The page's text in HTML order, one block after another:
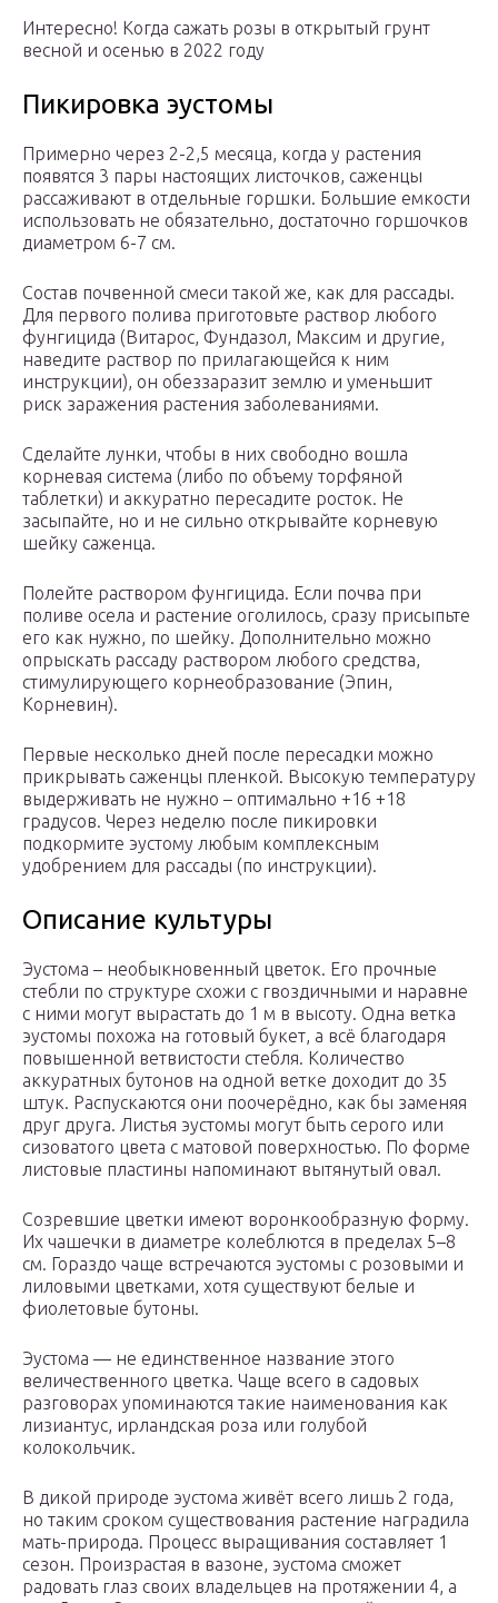
Интересно! Когда сажать розы в открытый грунт
весной и осенью в 2022 году
Пикировка эустомы
Примерно через 2-2,5 месяца, когда у растения
появятся 3 пары настоящих листочков, саженцы
рассаживают в отдельные горшки. Большие емкости
использовать не обязательно, достаточно горшочков
диаметром 6-7 см.
Состав почвенной смеси такой же, как для рассады.
Для первого полива приготовьте раствор любого
фунгицида (Витарос, Фундазол, Максим и другие,
наведите раствор по прилагающейся к ним
инструкции), он обеззаразит землю и уменьшит
риск заражения растения заболеваниями.
Сделайте лунки, чтобы в них свободно вошла
корневая система (либо по объему торфяной
таблетки) и аккуратно пересадите росток. Не
засыпайте, но и не сильно открывайте корневую
шейку саженца.
Полейте раствором фунгицида. Если почва при
поливе осела и растение оголилось, сразу присыпьте
его как нужно, по шейку. Дополнительно можно
опрыскать рассаду раствором любого средства,
стимулирующего корнеобразование (Эпин,
Корневин).
Первые несколько дней после пересадки можно
прикрывать саженцы пленкой. Высокую температуру
выдерживать не нужно – оптимально +16 +18
градусов. Через неделю после пикировки
подкормите эустому любым комплексным
удобрением для рассады (по инструкции).
Описание культуры
Эустома – необыкновенный цветок. Его прочные
стебли по структуре схожи с гвоздичными и наравне
с ними могут вырастать до 1 м в высоту. Одна ветка
эустомы похожа на готовый букет, а всё благодаря
повышенной ветвистости стебля. Количество
аккуратных бутонов на одной ветке доходит до 35
штук. Распускаются они поочерёдно, как бы заменяя
друг друга. Листья эустомы могут быть серого или
сизоватого цвета с матовой поверхностью. По форме
листовые пластины напоминают вытянутый овал.
Созревшие цветки имеют воронкообразную форму.
Их чашечки в диаметре колеблются в пределах 5–8
см. Гораздо чаще встречаются эустомы с розовыми и
лиловыми цветками, хотя существуют белые и
фиолетовые бутоны.
Эустома — не единственное название этого
величественного цветка. Чаще всего в садовых
разговорах упоминаются такие наименования как
лизиантус, ирландская роза или голубой
колокольчик.
В дикой природе эустома живёт всего лишь 2 года,
но таким сроком существования растение наградила
мать-природа. Процесс выращивания составляет 1
сезон. Произрастая в вазоне, эустома сможет
радовать глаз своих владельцев на протяжении 4, а